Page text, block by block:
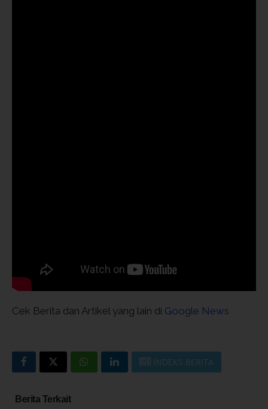
Cek Berita dan Artikel yang lain di Google News
INDEKS BERITA
Berita Terkait